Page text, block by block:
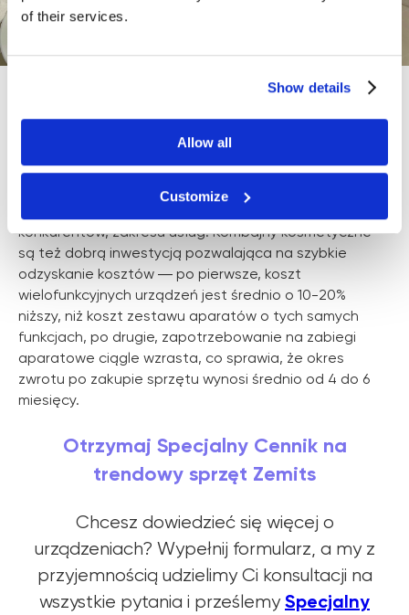
of their services.
Show details
Allow all
Customize
Wyróżnij się i zarabia
Kombajny kosmetyczne nie tylko są prestiżowym
sprzętem, który potrafi podnieść status salonu, ale
konkurentów, zakresu usług. Kombajny kosmetyczne
są też dobrą inwestycją pozwalająca na szybkie
odzyskanie kosztów ― po pierwsze, koszt
wielofunkcyjnych urządzeń jest średnio o 10-20%
niższy, niż koszt zestawu aparatów o tych samych
funkcjach, po drugie, zapotrzebowanie na zabiegi
aparatowe ciągle wzrasta, co sprawia, że okres
zwrotu po zakupie sprzętu wynosi średnio od 4 do 6
miesięcy.
Otrzymaj Specjalny Cennik na
trendowy sprzęt Zemits
Chcesz dowiedzieć się więcej o
urządzeniach? Wypełnij formularz, a my z
przyjemnością udzielimy Ci konsultacji na
wszystkie pytania i prześlemySpecjalny